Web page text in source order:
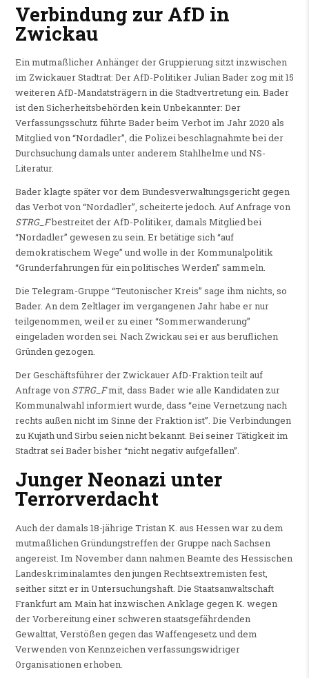
Verbindung zur AfD in
Zwickau
Ein mutmaßlicher Anhänger der Gruppierung sitzt inzwischen
im Zwickauer Stadtrat: Der AfD-Politiker Julian Bader zog mit 15
weiteren AfD-Mandatsträgern in die Stadtvertretung ein. Bader
ist den Sicherheitsbehörden kein Unbekannter: Der
Verfassungsschutz führte Bader beim Verbot im Jahr 2020 als
Mitglied von “Nordadler”, die Polizei beschlagnahmte bei der
Durchsuchung damals unter anderem Stahlhelme und NS-
Literatur.
Bader klagte später vor dem Bundesverwaltungsgericht gegen
das Verbot von “Nordadler”, scheiterte jedoch. Auf Anfrage von
STRG_Fbestreitet der AfD-Politiker, damals Mitglied bei
“Nordadler” gewesen zu sein. Er betätige sich “auf
demokratischem Wege” und wolle in der Kommunalpolitik
“Grunderfahrungen für ein politisches Werden” sammeln.
Die Telegram-Gruppe “Teutonischer Kreis” sage ihm nichts, so
Bader. An dem Zeltlager im vergangenen Jahr habe er nur
teilgenommen, weil er zu einer “Sommerwanderung”
eingeladen worden sei. Nach Zwickau sei er aus beruflichen
Gründen gezogen.
Der Geschäftsführer der Zwickauer AfD-Fraktion teilt auf
Anfrage von STRG_Fmit, dass Bader wie alle Kandidaten zur
Kommunalwahl informiert wurde, dass “eine Vernetzung nach
rechts außen nicht im Sinne der Fraktion ist”. Die Verbindungen
zu Kujath und Sirbu seien nicht bekannt. Bei seiner Tätigkeit im
Stadtrat sei Bader bisher “nicht negativ aufgefallen”.
Junger Neonazi unter
Terrorverdacht
Auch der damals 18-jährige Tristan K. aus Hessen war zu dem
mutmaßlichen Gründungstreffen der Gruppe nach Sachsen
angereist. Im November dann nahmen Beamte des Hessischen
Landeskriminalamtes den jungen Rechtsextremisten fest,
seither sitzt er in Untersuchungshaft. Die Staatsanwaltschaft
Frankfurt am Main hat inzwischen Anklage gegen K. wegen
der Vorbereitung einer schweren staatsgefährdenden
Gewalttat, Verstößen gegen das Waffengesetz und dem
Verwenden von Kennzeichen verfassungswidriger
Organisationen erhoben.